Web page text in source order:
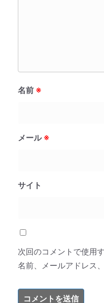
名前 ※
メール ※
サイト
次回のコメントで使用
名前、メールアドレス